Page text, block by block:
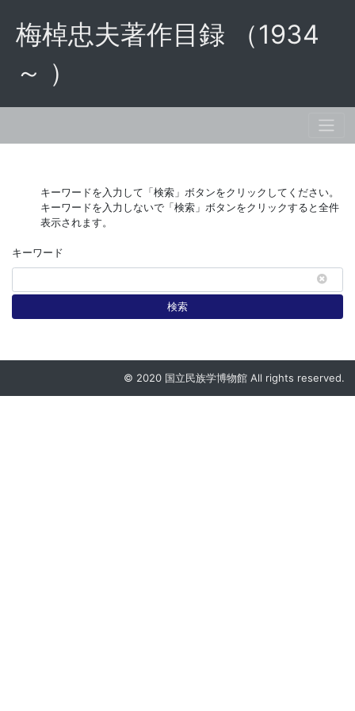
梅棹忠夫著作目録 （1934
～ ）
キーワードを入力して「検索」ボタンをクリックしてください。
キーワードを入力しないで「検索」ボタンをクリックすると全件
表示されます。
キーワード
検索
© 2020 国立民族学博物館 All rights reserved.